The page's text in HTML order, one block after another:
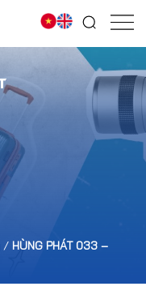
/ HÙNG PHÁT 033 –